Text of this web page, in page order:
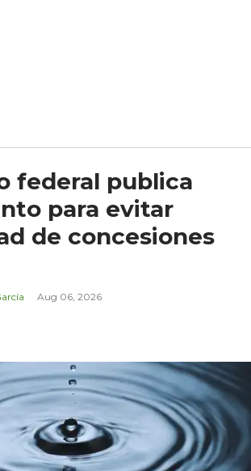
federal publica
para evitar
de concesiones
Aug 06, 2026